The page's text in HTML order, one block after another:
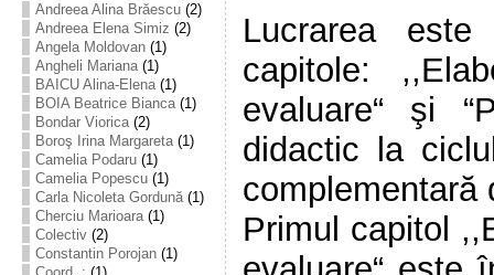
Andreea Alina Brăescu(2)
Andreea Elena Simiz (2)
Angela Moldovan(1)
Angheli Mariana(1)
BAICU Alina-Elena(1)
BOIA Beatrice Bianca(1)
Bondar Viorica(2)
Boroş Irina Margareta(1)
Camelia Podaru(1)
Camelia Popescu(1)
Carla Nicoleta Gordună(1)
Cherciu Marioara(1)
Colectiv(2)
Constantin Porojan(1)
Lucrarea
capitole:
evaluare“ şi
didactic la
complementară
Primul capitol